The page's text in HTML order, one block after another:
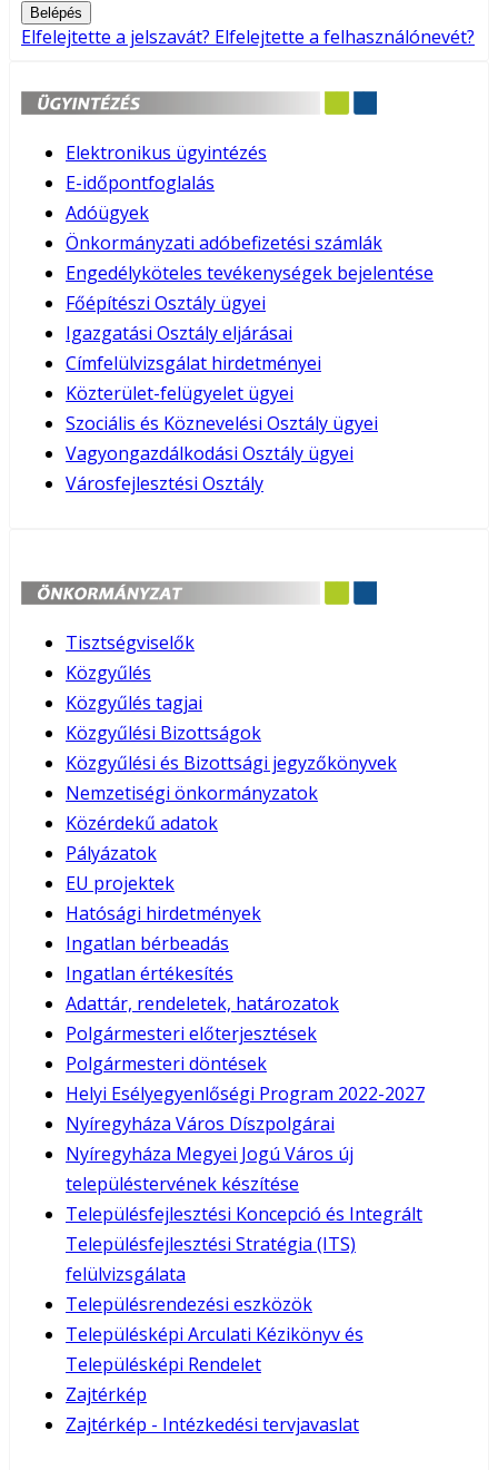
Belépés
Elfelejtette a jelszavát? Elfelejtette a felhasználónevét?
Elektronikus ügyintézés
E-időpontfoglalás
Adóügyek
Önkormányzati adóbefizetési számlák
Engedélyköteles tevékenységek bejelentése
Főépítészi Osztály ügyei
Igazgatási Osztály eljárásai
Címfelülvizsgálat hirdetményei
Közterület-felügyelet ügyei
Szociális és Köznevelési Osztály ügyei
Vagyongazdálkodási Osztály ügyei
Városfejlesztési Osztály
Tisztségviselők
Közgyűlés
Közgyűlés tagjai
Közgyűlési Bizottságok
Közgyűlési és Bizottsági jegyzőkönyvek
Nemzetiségi önkormányzatok
Közérdekű adatok
Pályázatok
EU projektek
Hatósági hirdetmények
Ingatlan bérbeadás
Ingatlan értékesítés
Adattár, rendeletek, határozatok
Polgármesteri előterjesztések
Polgármesteri döntések
Helyi Esélyegyenlőségi Program 2022-2027
Nyíregyháza Város Díszpolgárai
Nyíregyháza Megyei Jogú Város új
településtervének készítése
Településfejlesztési Koncepció és Integrált
Településfejlesztési Stratégia (ITS)
felülvizsgálata
Településrendezési eszközök
Településképi Arculati Kézikönyv és
Településképi Rendelet
Zajtérkép
Zajtérkép - Intézkedési tervjavaslat